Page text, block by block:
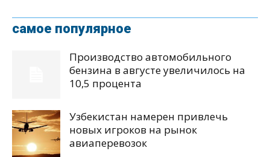
самое популярное
Производство автомобильного
бензина в августе увеличилось на
10,5 процента
Узбекистан намерен привлечь
новых игроков на рынок
авиаперевозок